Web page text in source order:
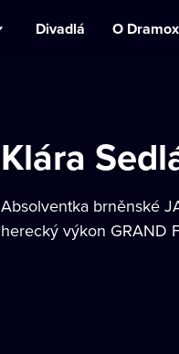
Divadlá O
Klára
Absolventka brněnské
herecký výkon GRAND